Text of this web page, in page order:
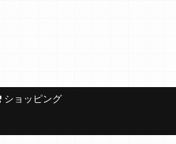
ショッピング